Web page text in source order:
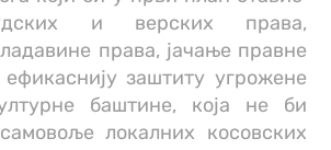
и верских права,
права, јачање правне
заштиту угрожене
баштине, која не би
локалних косовских